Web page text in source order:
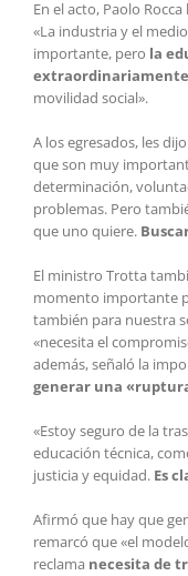
En el acto, Paolo
«La industria y el
importante, pero la
movilidad social».
A los egresados, les
que son muy
determinación,
problemas. Pero
que uno quiere.
El ministro Trotta
momento importante
también para nuestra
«necesita el
además, señaló la
generar una
«Estoy seguro de la
educación técnica,
justicia y equidad. Es
Afirmó que hay que
remarcó que «el
reclama necesita de